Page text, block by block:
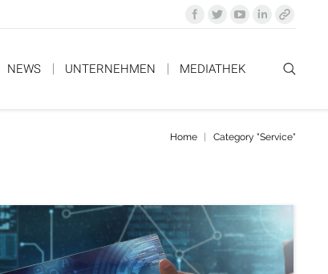
NEWS UNTERNEHMEN MEDIATHEK
Home Category "Service"